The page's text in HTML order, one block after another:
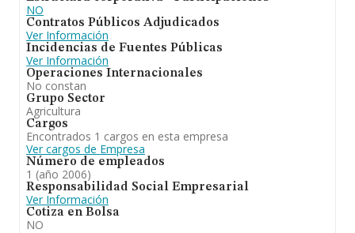
NO
Contratos Públicos Adjudicados
Ver Información
Incidencias de Fuentes Públicas
Ver Información
Operaciones Internacionales
No constan
Grupo Sector
Agricultura
Cargos
Encontrados 1 cargos en esta empresa
Ver cargos de Empresa
Número de empleados
1 (año 2006)
Responsabilidad Social Empresarial
Ver Información
Cotiza en Bolsa
NO